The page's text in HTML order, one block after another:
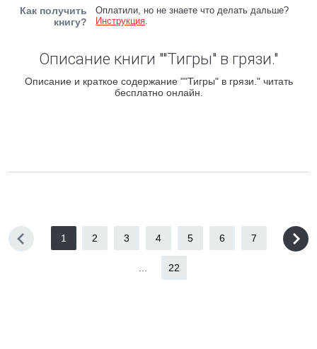
Как получить
книгу?
Оплатили, но не знаете что делать дальше?
Инструкция.
Описание книги ""Тигры" в грязи."
Описание и краткое содержание ""Тигры" в грязи." читать
бесплатно онлайн.
1 2 3 4 5 6 7
22